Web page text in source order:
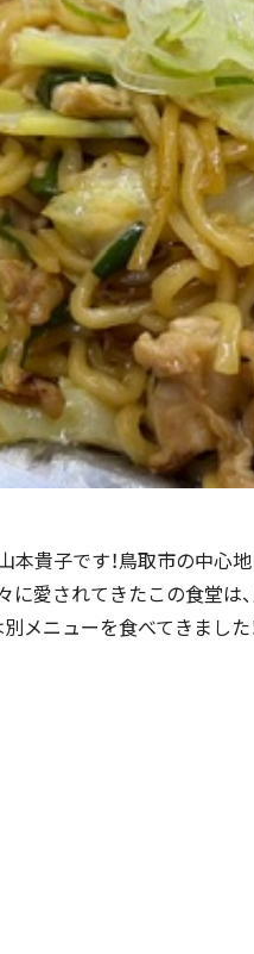
本貴子です！鳥取市の中心
愛されてきたこの食堂は
ニューを食べてきました！